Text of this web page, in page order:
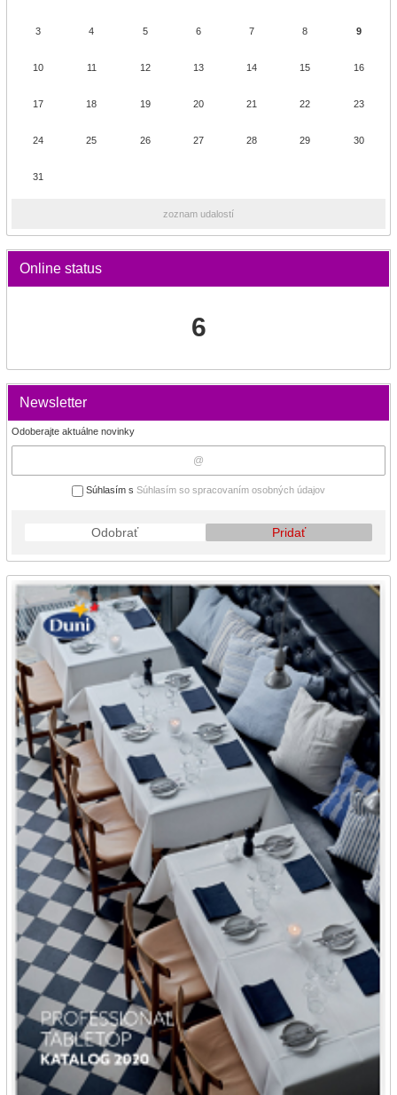
3 4 5 6 7 8 9
10 11 12 13 14 15 16
17 18 19 20 21 22 23
24 25 26 27 28 29 30
31
zoznam udalostí
Online status
6
Newsletter
Odoberajte aktuálne novinky
Súhlasím s Súhlasím so spracovaním osobných údajov
Odobrať Pridať